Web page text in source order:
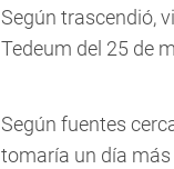
Según trascendió,
Tedeum del 25 de
Según fuentes
tomaría un día más